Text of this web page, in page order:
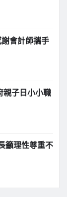
會計師攜手
親子日小小職
籲理性尊重不